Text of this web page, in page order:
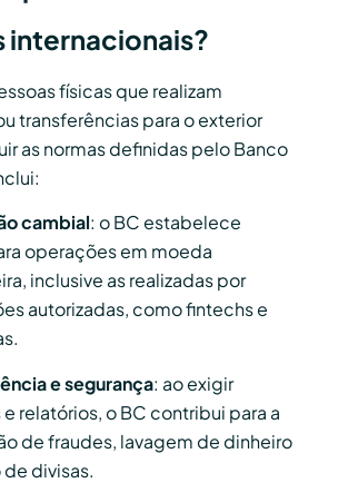
internacionais?
físicas que realizam
transferências para o exterior
as normas definidas pelo Banco
cambial: o BC estabelece
operações em moeda
inclusive as realizadas por
autorizadas, como fintechs e
e segurança: ao exigir
relatórios, o BC contribui para a
de fraudes, lavagem de dinheiro
de divisas.